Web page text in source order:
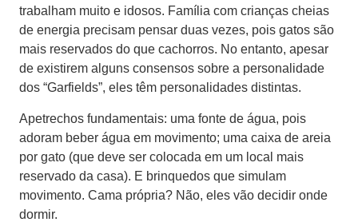
trabalham muito e idosos. Família com crianças cheias
de energia precisam pensar duas vezes, pois gatos são
mais reservados do que cachorros. No entanto, apesar
de existirem alguns consensos sobre a personalidade
dos “Garfields”, eles têm personalidades distintas.
Apetrechos fundamentais: uma fonte de água, pois
adoram beber água em movimento; uma caixa de areia
por gato (que deve ser colocada em um local mais
reservado da casa). E brinquedos que simulam
movimento. Cama própria? Não, eles vão decidir onde
dormir.